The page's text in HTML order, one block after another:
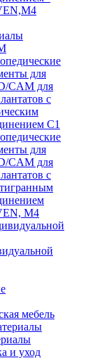
для
CAM для
с
С1
для
CAM для
с
М4
мебель